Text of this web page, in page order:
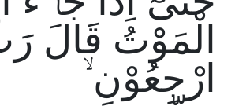
الْمَوْتُ قَالَ
ارْجِعُوْنِ ۙ